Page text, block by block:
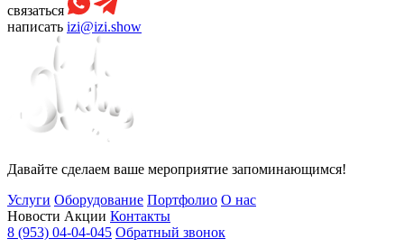
связаться
написать izi@izi.show
Давайте сделаем ваше мероприятие запоминающимся!
Услуги Оборудование Портфолио О нас
Новости Акции Контакты
8 (953) 04-04-045 Обратный звонок